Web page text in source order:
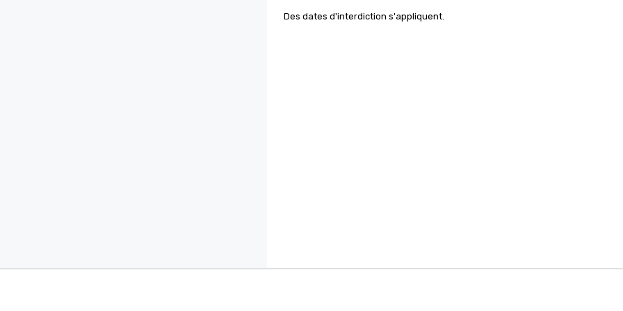
Des dates d'interdiction s'appliquent.